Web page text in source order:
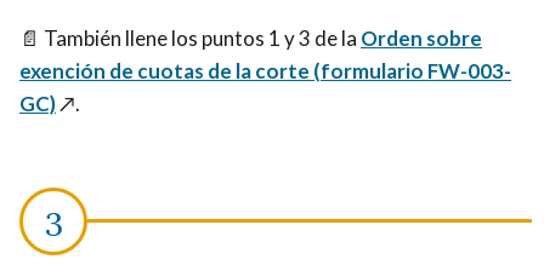
📄 También llene los puntos 1 y 3 de la Orden sobre
exención de cuotas de la corte (formulario FW-003-
GC)↗️.